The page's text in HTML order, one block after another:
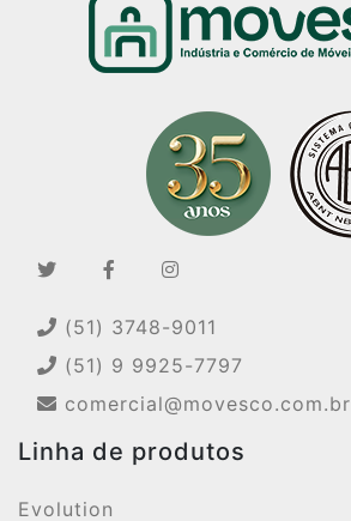
(51) 3748-9011
(51) 9 9925-7797
comercial@movesco.com.br
Linha de produtos
Evolution